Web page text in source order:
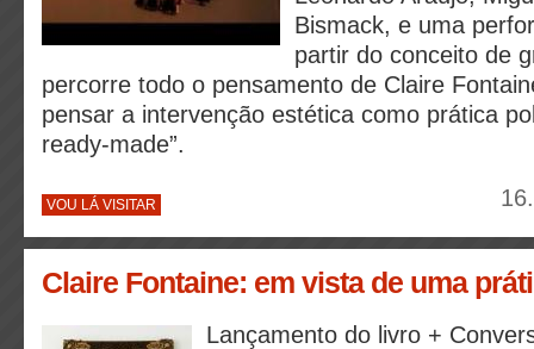
Bismack, e uma
partir do conceito de
percorre todo o pensamento de Claire
pensar a intervenção estética como prática
ready-made”.
VOU LÁ VISITAR
Claire Fontaine: em vista de uma
Lançamento do livro +